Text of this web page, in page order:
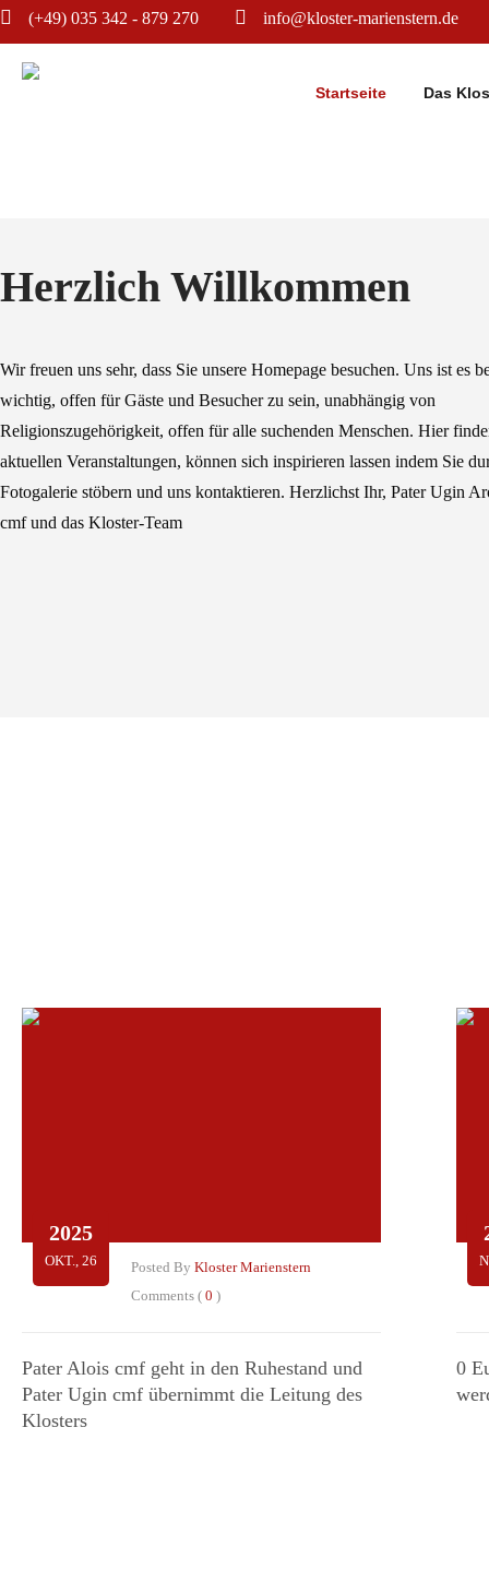
(+49) 035 342 - 879 270 info@kloster-marienstern.de
Startseite Das
Herzlich Willkommen
Wir freuen uns sehr, dass Sie unsere Homepage besuchen. Uns ist es
wichtig, offen für Gäste und Besucher zu sein, unabhängig von
Religionszugehörigkeit, offen für alle suchenden Menschen. Hier
aktuellen Veranstaltungen, können sich inspirieren lassen indem Sie
Fotogalerie stöbern und uns kontaktieren. Herzlichst Ihr, Pater Ugin
cmf und das Kloster-Team
2025
OKT., 26 Posted By Kloster Marienstern
Comments ( 0 )
Pater Alois cmf geht in den Ruhestand und
Pater Ugin cmf übernimmt die Leitung des
Klosters
0